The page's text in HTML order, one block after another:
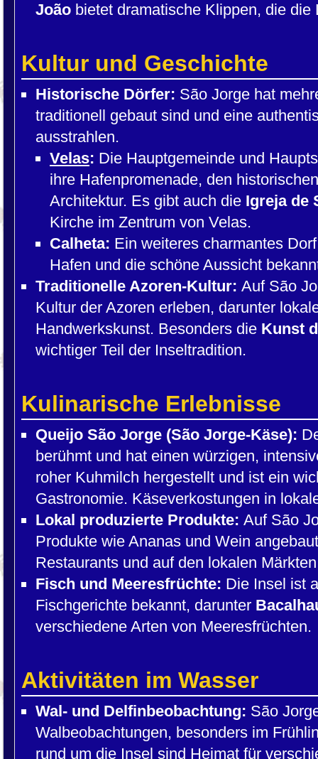
João bietet dramatische Klippen, die
Kultur und Geschichte
Historische Dörfer: São Jorge hat
traditionell gebaut sind und eine
ausstrahlen.
Velas: Die Hauptgemeinde und
ihre Hafenpromenade, den
Architektur. Es gibt auch die Igreja de
Kirche im Zentrum von Velas.
Calheta: Ein weiteres charmantes
Hafen und die schöne Aussicht
Traditionelle Azoren-Kultur: Auf São
Kultur der Azoren erleben, darunter
Handwerkskunst. Besonders die Kunst
wichtiger Teil der Inseltradition.
Kulinarische Erlebnisse
Queijo São Jorge (São Jorge-Käse):
berühmt und hat einen würzigen,
roher Kuhmilch hergestellt und ist ein
Gastronomie. Käseverkostungen in
Lokal produzierte Produkte: Auf São
Produkte wie Ananas und Wein
Restaurants und auf den lokalen
Fisch und Meeresfrüchte: Die Insel ist
Fischgerichte bekannt, darunter
verschiedene Arten von Meeresfrüchten.
Aktivitäten im Wasser
Wal- und Delfinbeobachtung: São
Walbeobachtungen, besonders im
rund um die Insel sind Heimat für